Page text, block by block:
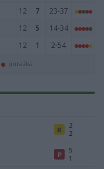
12 7
23-37
12 5
14-34
12 1 2-54
porażka
R
2
2
P
5
1